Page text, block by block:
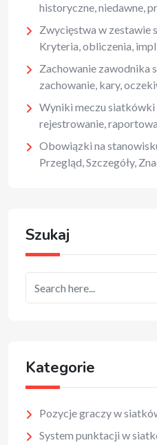
historyczne, niedawne,
Zwycięstwa w zestawie
Kryteria, obliczenia,
Zachowanie zawodnika
zachowanie, kary,
Wyniki meczu siatkówki
rejestrowanie,
Obowiązki na
Przegląd, Szczegóły,
Szukaj
Kategorie
Pozycje graczy w
System punktacji w